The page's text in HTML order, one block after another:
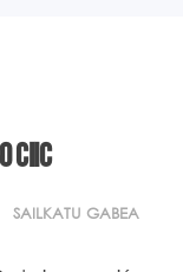
CIIC
SAILKATU GABEA